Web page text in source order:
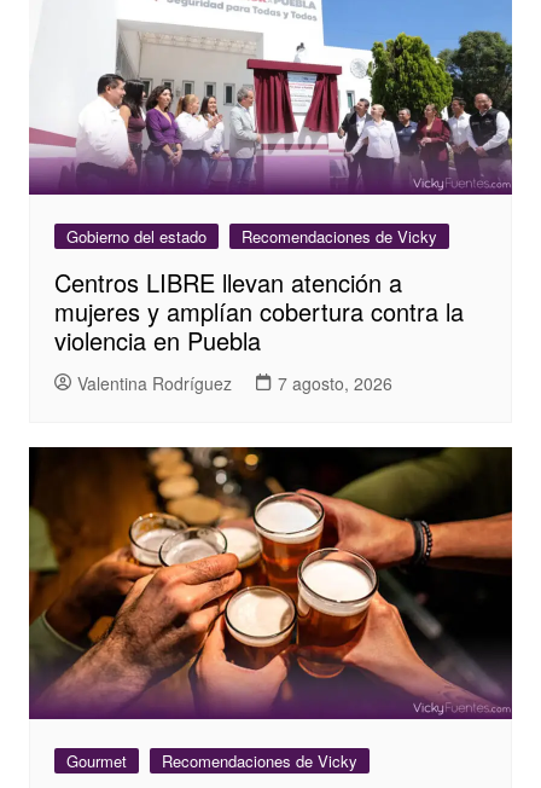
Gobierno del estado Recomendaciones de Vicky
Centros LIBRE llevan atención a
mujeres y amplían cobertura contra la
violencia en Puebla
Valentina Rodríguez 7 agosto, 2026
Gourmet Recomendaciones de Vicky